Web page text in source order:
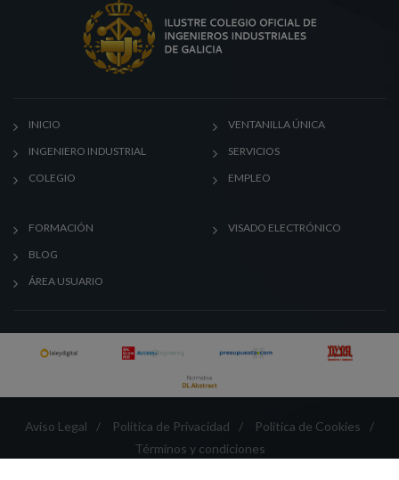
INICIO
INGENIERO INDUSTRIAL
COLEGIO
VENTANILLA ÚNICA
SERVICIOS
EMPLEO
FORMACIÓN
BLOG
ÁREA USUARIO
VISADO ELECTRÓNICO
Aviso Legal / Política de Privacidad / Política de Cookies
/
Términos y condiciones